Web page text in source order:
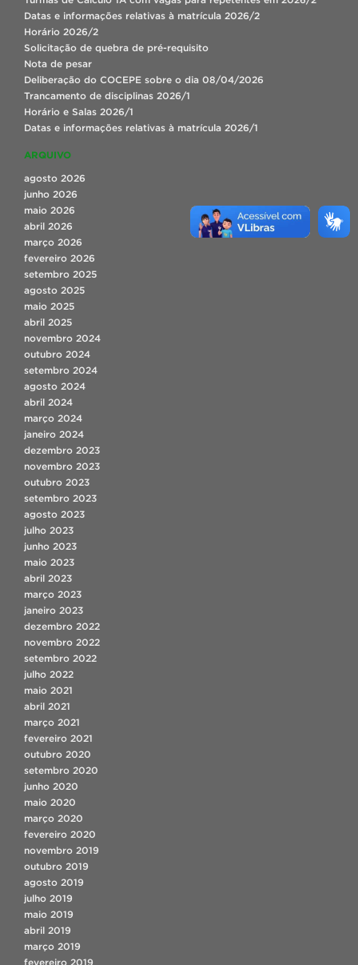
Datas e informações relativas à matrícula 2026/2
Horário 2026/2
Solicitação de quebra de pré-requisito
Nota de pesar
Deliberação do COCEPE sobre o dia 08/04/2026
Trancamento de disciplinas 2026/1
Horário e Salas 2026/1
Datas e informações relativas à matrícula 2026/1
ARQUIVO
agosto 2026
junho 2026
maio 2026
abril 2026
março 2026
fevereiro 2026
setembro 2025
agosto 2025
maio 2025
abril 2025
novembro 2024
outubro 2024
setembro 2024
agosto 2024
abril 2024
março 2024
janeiro 2024
dezembro 2023
novembro 2023
outubro 2023
setembro 2023
agosto 2023
julho 2023
junho 2023
maio 2023
abril 2023
março 2023
janeiro 2023
dezembro 2022
novembro 2022
setembro 2022
julho 2022
maio 2021
abril 2021
março 2021
fevereiro 2021
outubro 2020
setembro 2020
junho 2020
maio 2020
março 2020
fevereiro 2020
novembro 2019
outubro 2019
agosto 2019
julho 2019
maio 2019
abril 2019
março 2019
fevereiro 2019